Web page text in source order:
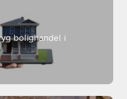
bolighandel i